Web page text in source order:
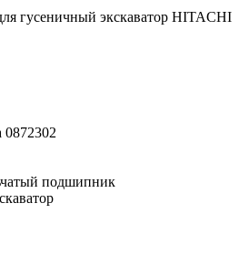
гусеничный экскаватор HITACHI
0872302
подшипник